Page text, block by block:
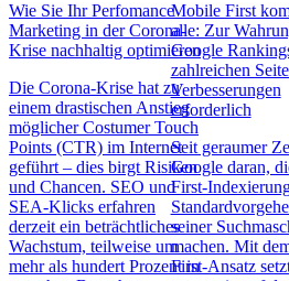
Wie Sie Ihr Perfomance
Marketing in der Corona-
Krise nachhaltig optimieren
Die Corona-Krise hat zu
einem drastischen Anstieg
möglicher Costumer Touch
Points (CTR) im Internet
geführt – dies birgt Risiken
und Chancen. SEO und
SEA-Klicks erfahren
derzeit ein beträchtliches
Wachstum, teilweise um
mehr als hundert Prozent in
Mobile First
alle: Zur
Google
zahlreichen
Verbesserungen
erforderlich
Seit geraumer
Google daran,
First-
seiner
machen. Mit
First-Ansatz